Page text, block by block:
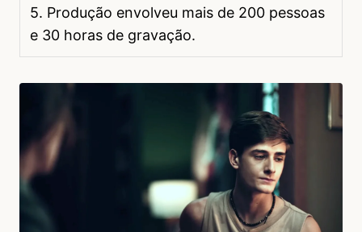
5. Produção envolveu mais de 200 pessoas
e 30 horas de gravação.